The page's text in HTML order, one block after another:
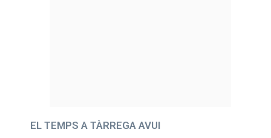
EL TEMPS A TÀRREGA AVUI